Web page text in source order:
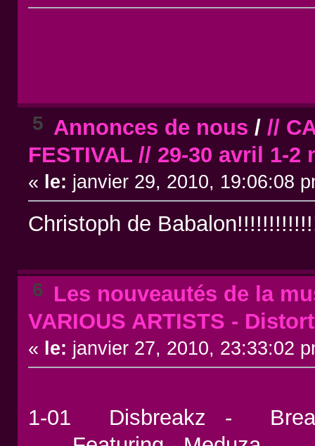
5 Annonces de nous / //
FESTIVAL // 29-30 avril 1-2
« le: janvier 29, 2010, 19:06:08
Christoph de
6 Les nouveautés de la
VARIOUS ARTISTS -
« le: janvier 27, 2010, 23:33:02
1-01 Disbreakz -